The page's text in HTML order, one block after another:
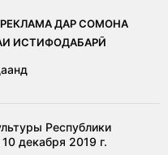
РЕКЛАМА ДАР СОМОНА
ИСТИФОДАБАРӢ
Республики
декабря 2019 г.